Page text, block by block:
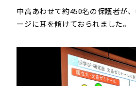
中高あわせて約450名の保護者が
ージに耳を傾けておられました。